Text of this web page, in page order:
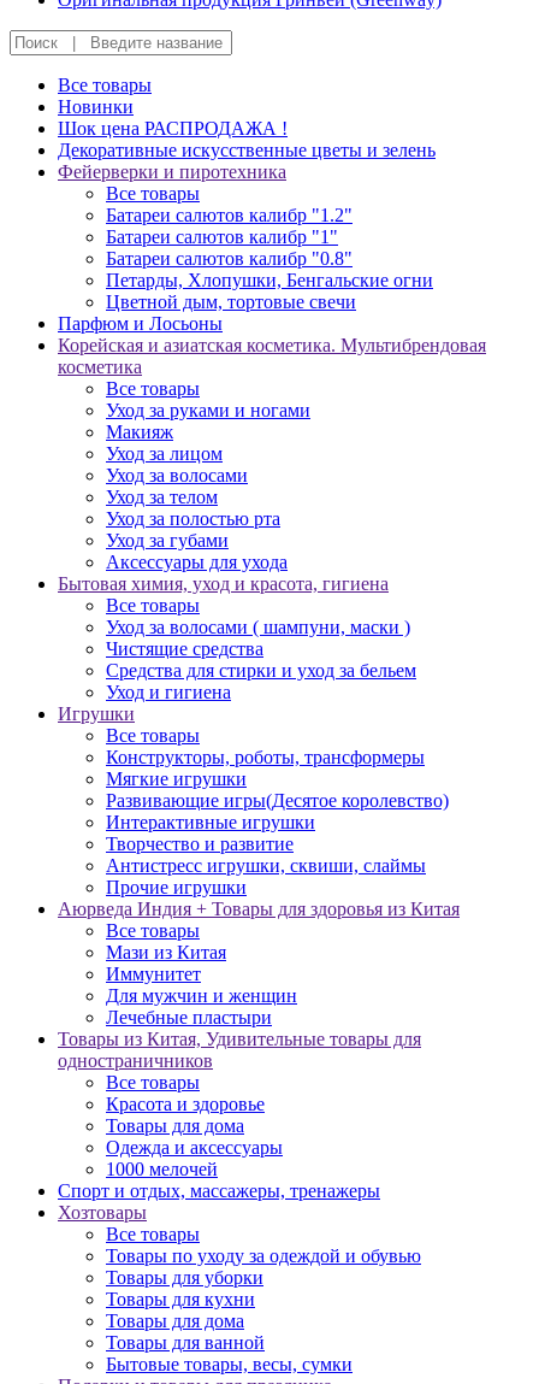
Все товары
Новинки
Шок цена РАСПРОДАЖА !
Декоративные искусственные цветы и зелень
Фейерверки и пиротехника
Все товары
Батареи салютов калибр "1.2"
Батареи салютов калибр "1"
Батареи салютов калибр "0.8"
Петарды, Хлопушки, Бенгальские огни
Цветной дым, тортовые свечи
Парфюм и Лосьоны
Корейская и азиатская косметика. Мультибрендовая
косметика
Все товары
Уход за руками и ногами
Макияж
Уход за лицом
Уход за волосами
Уход за телом
Уход за полостью рта
Уход за губами
Аксессуары для ухода
Бытовая химия, уход и красота, гигиена
Все товары
Уход за волосами ( шампуни, маски )
Чистящие средства
Средства для стирки и уход за бельем
Уход и гигиена
Игрушки
Все товары
Конструкторы, роботы, трансформеры
Мягкие игрушки
Развивающие игры(Десятое королевство)
Интерактивные игрушки
Творчество и развитие
Антистресс игрушки, сквиши, слаймы
Прочие игрушки
Аюрведа Индия + Товары для здоровья из Китая
Все товары
Мази из Китая
Иммунитет
Для мужчин и женщин
Лечебные пластыри
Товары из Китая, Удивительные товары для
одностраничников
Все товары
Красота и здоровье
Товары для дома
Одежда и аксессуары
1000 мелочей
Спорт и отдых, массажеры, тренажеры
Хозтовары
Все товары
Товары по уходу за одеждой и обувью
Товары для уборки
Товары для кухни
Товары для дома
Товары для ванной
Бытовые товары, весы, сумки
Подарки и товары для праздника